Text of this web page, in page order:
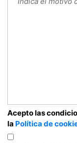
Acepto las
la Política de